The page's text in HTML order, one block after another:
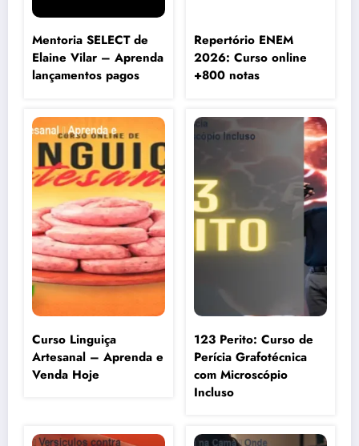
Mentoria SELECT de
Elaine Vilar – Aprenda
lançamentos pagos
Repertório ENEM
2026: Curso online
+800 notas
Curso Linguiça
Artesanal – Aprenda e
Venda Hoje
123 Perito: Curso de
Perícia Grafotécnica
com Microscópio
Incluso